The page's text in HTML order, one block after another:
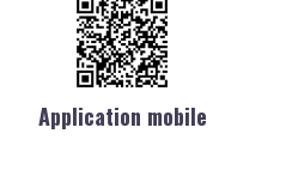
Application mobile